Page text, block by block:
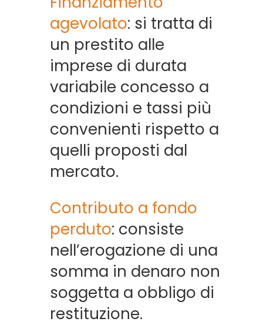
agevolato: si tratta di
un prestito alle
imprese di durata
variabile concesso a
condizioni e tassi più
convenienti rispetto a
quelli proposti dal
mercato.
Contributo a fondo
perduto: consiste
nell’erogazione di una
somma in denaro non
soggetta a obbligo di
restituzione.